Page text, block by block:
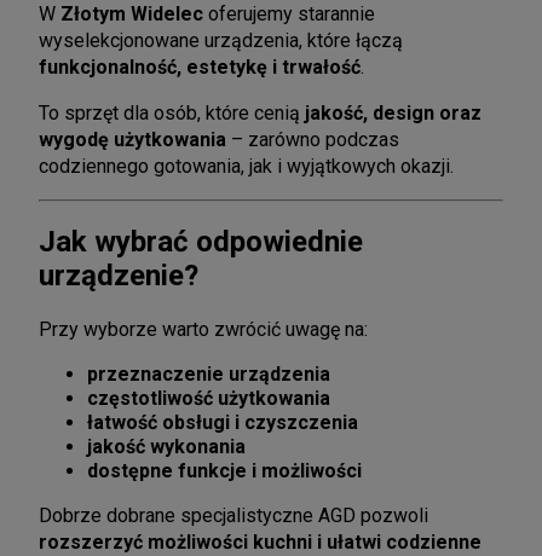
W Złotym Widelec oferujemy starannie
wyselekcjonowane urządzenia, które łączą
funkcjonalność, estetykę i trwałość
To sprzęt dla osób, które cenią jakość, design oraz
wygodę użytkowania – zarówno podczas
codziennego gotowania, jak i wyjątkowych okazji.
Jak wybrać odpowiednie
urządzenie?
Przy wyborze warto zwrócić uwagę na:
przeznaczenie urządzenia
częstotliwość użytkowania
łatwość obsługi i czyszczenia
jakość wykonania
dostępne funkcje i możliwości
Dobrze dobrane specjalistyczne AGD pozwoli
rozszerzyć możliwości kuchni i ułatwi codzienne